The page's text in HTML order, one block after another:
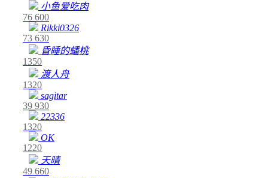
小鱼爱吃肉
76 600
Rikki0326
73 630
昏睡的蟠桃
1350
渡人舟
1320
sagitar
39 930
22336
1320
OK
1220
天晴
49 660